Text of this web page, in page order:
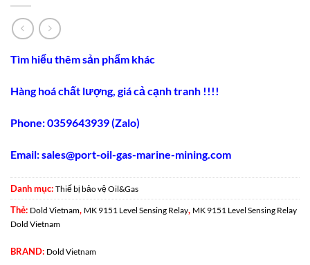
Tìm hiểu thêm sản phẩm khác
Hàng hoá chất lượng, giá cả cạnh tranh !!!!
Phone: 0359643939 (Zalo)
Email:sales@port-oil-gas-marine-mining.com
Danh mục: Thiế bị bảo vệ Oil&Gas
Thẻ: Dold Vietnam, MK 9151 Level Sensing Relay, MK 9151 Level Sensing Relay
Dold Vietnam
BRAND: Dold Vietnam